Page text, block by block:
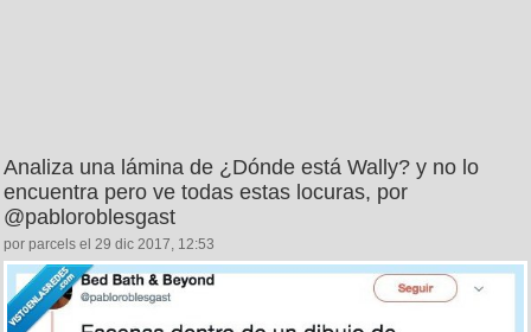
Analiza una lámina de ¿Dónde está Wally? y no lo
encuentra pero ve todas estas locuras, por
@pabloroblesgast
por parcels el 29 dic 2017, 12:53